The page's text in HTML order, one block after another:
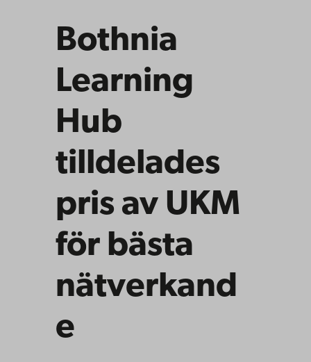
Bothnia
Learning
Hub
tilldelades
pris av UKM
för bästa
nätverkand
e